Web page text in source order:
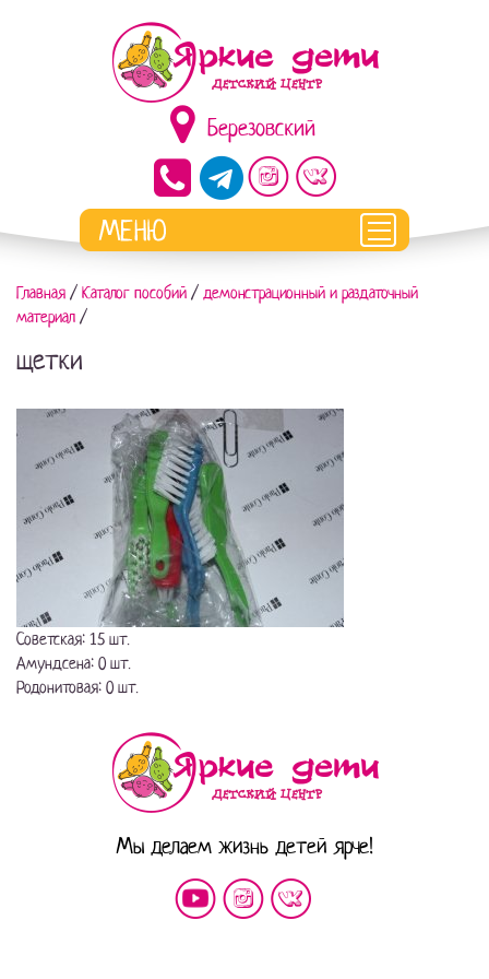
Березовский
Главная / Каталог пособий / демонстрационный и раздаточный
материал /
щетки
Советская: 15 шт.
Амундсена: 0 шт.
Родонитовая: 0 шт.
Мы делаем жизнь детей ярче!